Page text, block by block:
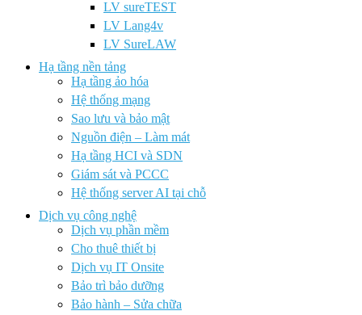
LV sureTEST
LV Lang4v
LV SureLAW
Hạ tầng nền tảng
Hạ tầng ảo hóa
Hệ thống mạng
Sao lưu và bảo mật
Nguồn điện – Làm mát
Hạ tầng HCI và SDN
Giám sát và PCCC
Hệ thống server AI tại chỗ
Dịch vụ công nghệ
Dịch vụ phần mềm
Cho thuê thiết bị
Dịch vụ IT Onsite
Bảo trì bảo dưỡng
Bảo hành – Sửa chữa